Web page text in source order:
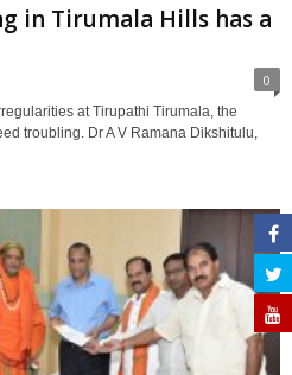
in Tirumala Hills has a
0
at Tirupathi Tirumala, the
troubling. Dr A V Ramana Dikshitulu,